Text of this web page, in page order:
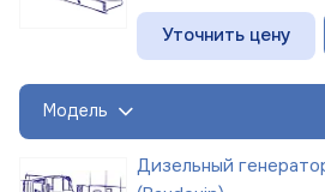
Уточнить цену
Модель
Дизельный